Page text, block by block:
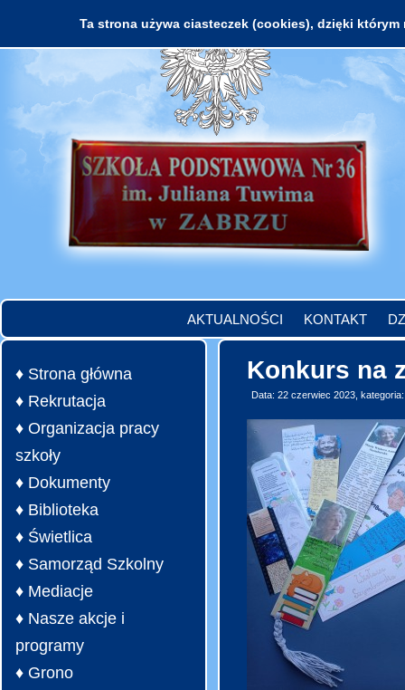
AKTUALNOŚCI KONTAKT
♦ Strona główna
♦ Rekrutacja
♦ Organizacja pracy
szkoły
♦ Dokumenty
♦ Biblioteka
♦ Świetlica
♦ Samorząd Szkolny
♦ Mediacje
♦ Nasze akcje i
programy
♦ Grono
Konkurs na
Data: 22 czerwiec 2023,
Ta strona używa ciasteczek (cookies), dzięki którym